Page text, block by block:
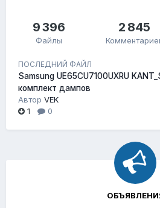
9 396
Файлы
2 845
ПОСЛЕДНИЙ ФАЙЛ
Samsung UE65CU7100UXRU
комплект дампов
Автор VEK
1
0